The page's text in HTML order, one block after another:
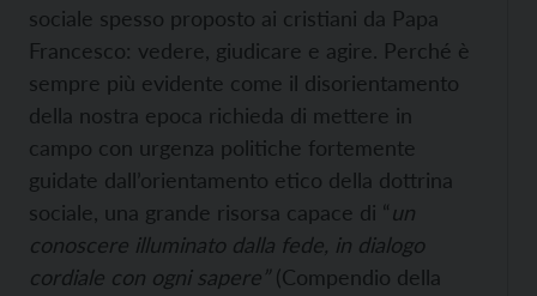
sociale spesso proposto ai cristiani da Papa
Francesco: vedere, giudicare e agire. Perché è
sempre più evidente come il disorientamento
della nostra epoca richieda di mettere in
campo con urgenza politiche fortemente
guidate dall’orientamento etico della dottrina
sociale, una grande risorsa capace di “un
conoscere illuminato dalla fede, in dialogo
cordiale con ogni sapere”(Compendio della